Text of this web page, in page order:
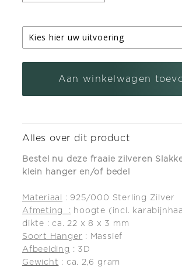
voor
Zilveren
Slakkenhuis
Kauri
klein
en/of
bedel
voor
Zilveren
Slakkenhuis
Kauri
klein
en/of
bedel
Kies hier uw uitvoering
zilveren kettinghanger
Aan winkelwagen
Alles over dit product
Bestel nu deze fraaie zilveren
klein hanger en/of bedel
Materiaal
: 925/000 Sterling Zilver
Afmeting : hoogte (incl.
dikte : ca. 22 x 8 x 3 mm
Soort Hanger : Massief
Afbeelding : 3D
Gewicht : ca. 2,6 gram